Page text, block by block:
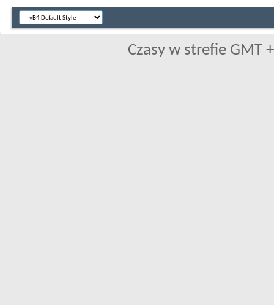
Czasy w strefie GMT